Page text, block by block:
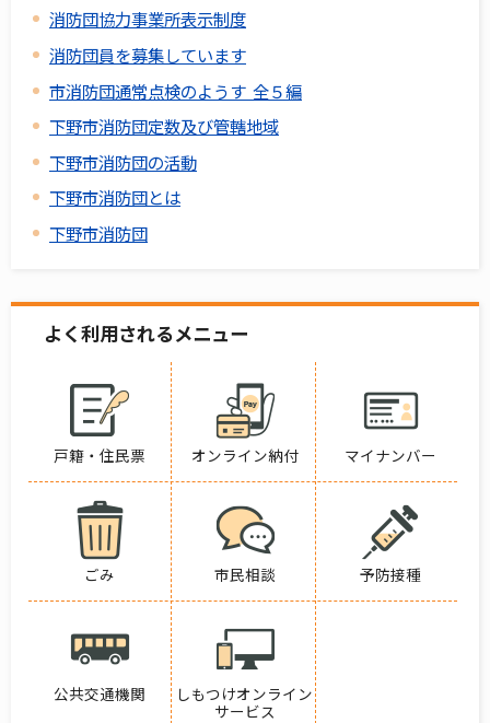
消防団協力事業所表示制度
消防団員を募集しています
市消防団通常点検のようす 全５編
下野市消防団定数及び管轄地域
下野市消防団の活動
下野市消防団とは
下野市消防団
よく利用されるメニュー
戸籍・住民票 オンライン納付 マイナンバー
ごみ 市民相談 予防接種
公共交通機関
しもつけオンライン
サービス